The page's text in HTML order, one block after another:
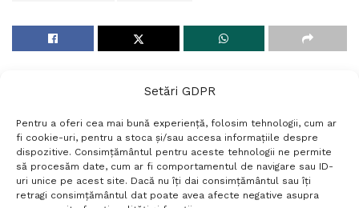
Setări GDPR
Pentru a oferi cea mai bună experiență, folosim tehnologii, cum ar
fi cookie-uri, pentru a stoca și/sau accesa informațiile despre
dispozitive. Consimțământul pentru aceste tehnologii ne permite
să procesăm date, cum ar fi comportamentul de navigare sau ID-
uri unice pe acest site. Dacă nu îți dai consimțământul sau îți
retragi consimțământul dat poate avea afecte negative asupra
Termeni si conditii
Politică de confidențialitate